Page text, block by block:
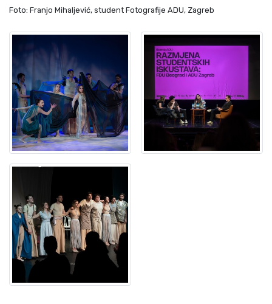
Foto: Franjo Mihaljević, student Fotografije ADU, Zagreb